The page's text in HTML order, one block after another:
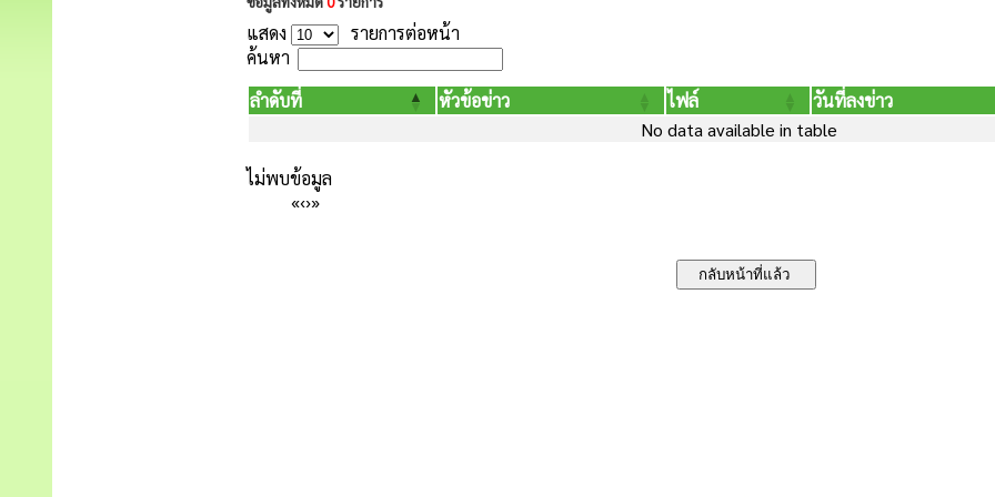
แสดง
รายการต่อหน้า
ค้นหา
ลำดับที่
หัวข้อข่าว ไฟล์ วันที่ลงข่าว
No data available in table
ไม่พบข้อมูล
«‹›»